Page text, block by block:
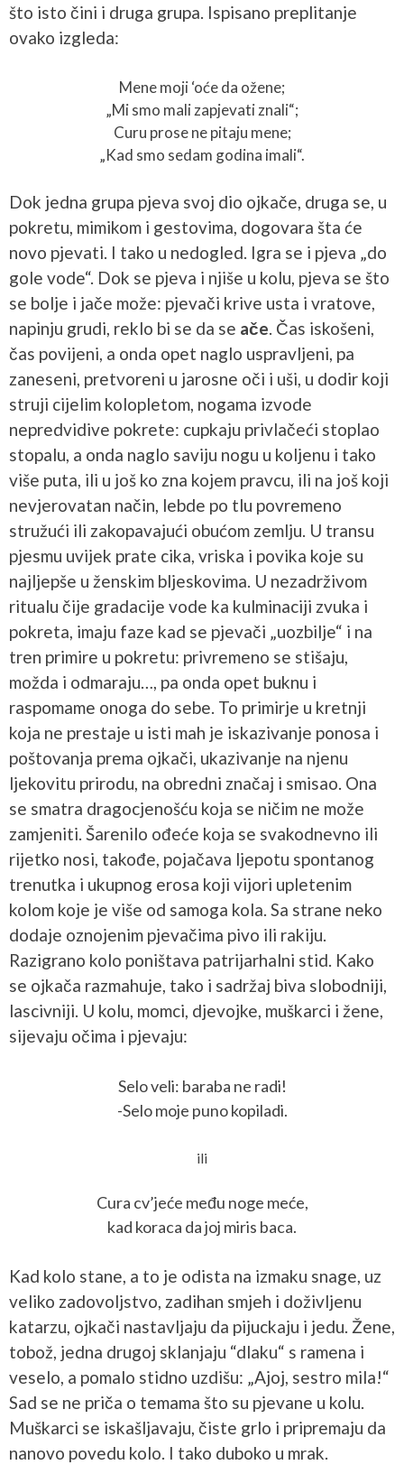
što isto čini i druga grupa. Ispisano preplitanje
ovako izgleda:
Mene moji ‘oće da ožene;
„Mi smo mali zapjevati znali“;
Curu prose ne pitaju mene;
„Kad smo sedam godina imali“.
Dok jedna grupa pjeva svoj dio ojkače, druga se, u
pokretu, mimikom i gestovima, dogovara šta će
novo pjevati. I tako u nedogled. Igra se i pjeva „do
gole vode“. Dok se pjeva i njiše u kolu, pjeva se što
se bolje i jače može: pjevači krive usta i vratove,
napinju grudi, reklo bi se da se ače. Čas iskošeni,
čas povijeni, a onda opet naglo uspravljeni, pa
zaneseni, pretvoreni u jarosne oči i uši, u dodir koji
struji cijelim kolopletom, nogama izvode
nepredvidive pokrete: cupkaju privlačeći stoplao
stopalu, a onda naglo saviju nogu u koljenu i tako
više puta, ili u još ko zna kojem pravcu, ili na još koji
nevjerovatan način, lebde po tlu povremeno
stružući ili zakopavajući obućom zemlju. U transu
pjesmu uvijek prate cika, vriska i povika koje su
najljepše u ženskim bljeskovima. U nezadrživom
ritualu čije gradacije vode ka kulminaciji zvuka i
pokreta, imaju faze kad se pjevači „uozbilje“ i na
tren primire u pokretu: privremeno se stišaju,
možda i odmaraju…, pa onda opet buknu i
raspomame onoga do sebe. To primirje u kretnji
koja ne prestaje u isti mah je iskazivanje ponosa i
poštovanja prema ojkači, ukazivanje na njenu
ljekovitu prirodu, na obredni značaj i smisao. Ona
se smatra dragocjenošću koja se ničim ne može
zamjeniti. Šarenilo ođeće koja se svakodnevno ili
rijetko nosi, takođe, pojačava ljepotu spontanog
trenutka i ukupnog erosa koji vijori upletenim
kolom koje je više od samoga kola. Sa strane neko
dodaje oznojenim pjevačima pivo ili rakiju.
Razigrano kolo poništava patrijarhalni stid. Kako
se ojkača razmahuje, tako i sadržaj biva slobodniji,
lascivniji. U kolu, momci, djevojke, muškarci i žene,
sijevaju očima i pjevaju:
Selo veli: baraba ne radi!
-Selo moje puno kopiladi.
ili
Cura cv’jeće među noge meće,
kad koraca da joj miris baca.
Kad kolo stane, a to je odista na izmaku snage, uz
veliko zadovoljstvo, zadihan smjeh i doživljenu
katarzu, ojkači nastavljaju da pijuckaju i jedu. Žene,
tobož, jedna drugoj sklanjaju “dlaku“ s ramena i
veselo, a pomalo stidno uzdišu: „Ajoj, sestro mila!“
Sad se ne priča o temama što su pjevane u kolu.
Muškarci se iskašljavaju, čiste grlo i pripremaju da
nanovo povedu kolo. I tako duboko u mrak.